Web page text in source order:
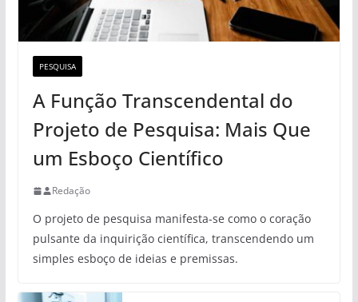
PESQUISA
A Função Transcendental do
Projeto de Pesquisa: Mais Que
um Esboço Científico
Redação
O projeto de pesquisa manifesta-se como o coração
pulsante da inquirição científica, transcendendo um
simples esboço de ideias e premissas.